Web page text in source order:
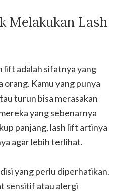
Melakukan Lash
lift adalah sifatnya yang
Kamu yang punya
turun bisa merasakan
yang sebenarnya
panjang, lash lift artinya
agar lebih terlihat.
yang perlu diperhatikan.
sensitif atau alergi